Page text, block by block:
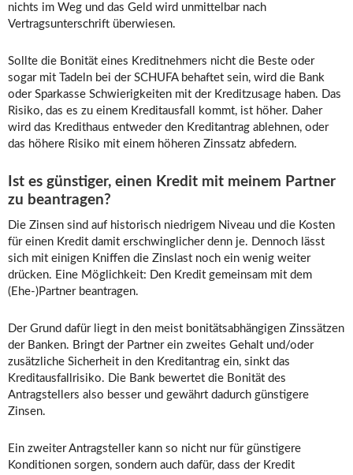
nichts im Weg und das Geld wird unmittelbar nach
Vertragsunterschrift überwiesen.
Sollte die Bonität eines Kreditnehmers nicht die Beste oder
sogar mit Tadeln bei der SCHUFA behaftet sein, wird die Bank
oder Sparkasse Schwierigkeiten mit der Kreditzusage haben. Das
Risiko, das es zu einem Kreditausfall kommt, ist höher. Daher
wird das Kredithaus entweder den Kreditantrag ablehnen, oder
das höhere Risiko mit einem höheren Zinssatz abfedern.
Ist es günstiger, einen Kredit mit meinem Partner
zu beantragen?
Die Zinsen sind auf historisch niedrigem Niveau und die Kosten
für einen Kredit damit erschwinglicher denn je. Dennoch lässt
sich mit einigen Kniffen die Zinslast noch ein wenig weiter
drücken. Eine Möglichkeit: Den Kredit gemeinsam mit dem
(Ehe-)Partner beantragen.
Der Grund dafür liegt in den meist bonitätsabhängigen Zinssätzen
der Banken. Bringt der Partner ein zweites Gehalt und/oder
zusätzliche Sicherheit in den Kreditantrag ein, sinkt das
Kreditausfallrisiko. Die Bank bewertet die Bonität des
Antragstellers also besser und gewährt dadurch günstigere
Zinsen.
Ein zweiter Antragsteller kann so nicht nur für günstigere
Konditionen sorgen, sondern auch dafür, dass der Kredit